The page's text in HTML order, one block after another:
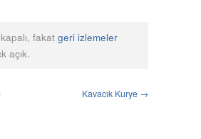
fakat geri izlemeler
açık.
Kavacık Kurye →